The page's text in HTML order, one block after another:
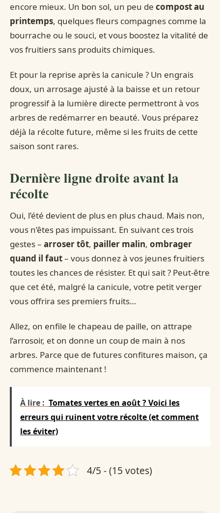
encore mieux. Un bon sol, un peu de compost au
printemps, quelques fleurs compagnes comme la
bourrache ou le souci, et vous boostez la vitalité de
vos fruitiers sans produits chimiques.
Et pour la reprise après la canicule ? Un engrais
doux, un arrosage ajusté à la baisse et un retour
progressif à la lumière directe permettront à vos
arbres de redémarrer en beauté. Vous préparez
déjà la récolte future, même si les fruits de cette
saison sont rares.
Dernière ligne droite avant la
récolte
Oui, l’été devient de plus en plus chaud. Mais non,
vous n’êtes pas impuissant. En suivant ces trois
gestes – arroser tôt, pailler malin, ombrager
quand il faut– vous donnez à vos jeunes fruitiers
toutes les chances de résister. Et qui sait ? Peut-être
que cet été, malgré la canicule, votre petit verger
vous offrira ses premiers fruits…
Allez, on enfile le chapeau de paille, on attrape
l’arrosoir, et on donne un coup de main à nos
arbres. Parce que de futures confitures maison, ça
commence maintenant !
À lire : Tomates vertes en août ? Voici les
erreurs qui ruinent votre récolte (et comment
les éviter)
4/5 - (15 votes)